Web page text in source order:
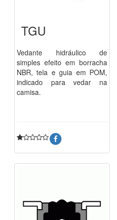
TGU
Vedante hidráulico de
simples efeito em borracha
NBR, tela e guia em POM,
indicado para vedar na
camisa.